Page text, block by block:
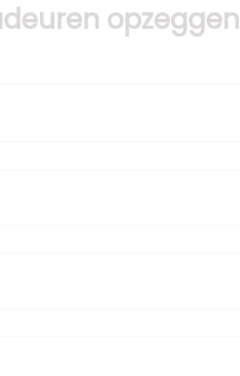
opzeggen